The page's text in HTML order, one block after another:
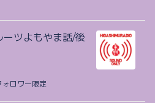
ツよもやま話/後
ォロワー限定